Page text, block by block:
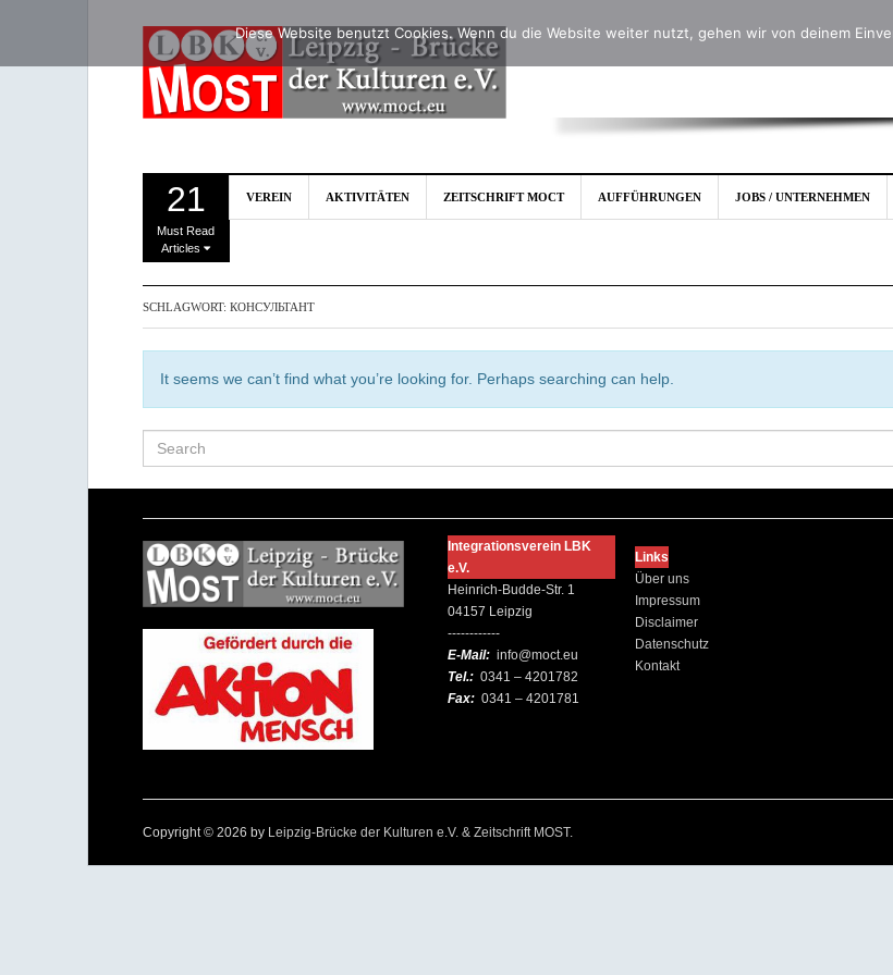
21
Must Read
Articles
VEREIN AKTIVITÄTEN ZEITSCHRIFT MOCT AUFFÜHRUNGEN JOBS / UNTERNEHMEN
SCHLAGWORT: КОНСУЛЬТАНТ
It seems we can’t find what you’re looking for. Perhaps searching can help.
Integrationsverein LBK
e.V.
Heinrich-Budde-Str. 1
04157 Leipzig
------------
E-Mail: info@moct.eu
Tel.: 0341 – 4201782
Fax: 0341 – 4201781
Links
Über uns
Impressum
Disclaimer
Datenschutz
Kontakt
Copyright © 2026 by Leipzig-Brücke der Kulturen e.V. & Zeitschrift MOST.
Diese Website benutzt Cookies. Wenn du die Website weiter nutzt, gehen wir von deinem